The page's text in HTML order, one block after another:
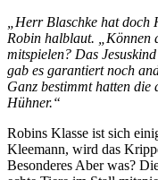
„Herr Blaschke hat
Robin halblaut. „Können
mitspielen? Das
gab es garantiert noch
Ganz bestimmt hatten
Hühner.“
Robins Klasse ist sich
Kleemann, wird das
Besonderes Aber was?